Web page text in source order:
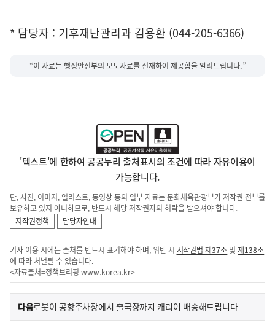
* 담당자 : 기후재난관리과 김용환 (044-205-6366)
“이 자료는 행정안전부의 보도자료를 전재하여 제공함을 알려드립니다.”
'텍스트'에 한하여 공공누리 출처표시의 조건에 따라 자유이용이
가능합니다.
단, 사진, 이미지, 일러스트, 동영상 등의 일부 자료는 문화체육관광부가 저작권 전부를
보유하고 있지 아니하므로, 반드시 해당 저작권자의 허락을 받으셔야 합니다.
저작권정책
담당자안내
기사 이용 시에는 출처를 반드시 표기해야 하며, 위반 시 저작권법 제37조 및제138조
에 따라 처벌될 수 있습니다.
<자료출처=정책브리핑 www.korea.kr>
이
전
다음기
로봇이 공항주차장에서 출국장까지 캐리어 배송해드립니다